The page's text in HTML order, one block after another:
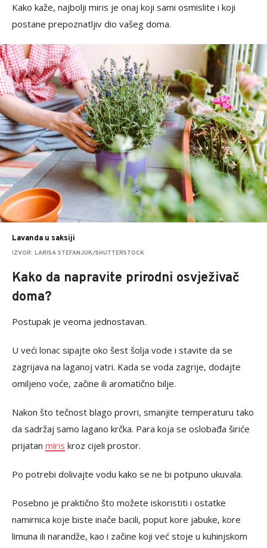
Kako kaže, najbolji miris je onaj koji sami osmislite i koji
postane prepoznatljiv dio vašeg doma.
Lavanda u saksiji
IZVOR: LARISA STEFANJUK/SHUTTERSTOCK
Kako da napravite prirodni osvježivač
doma?
Postupak je veoma jednostavan.
U veći lonac sipajte oko šest šolja vode i stavite da se
zagrijava na laganoj vatri. Kada se voda zagrije, dodajte
omiljeno voće, začine ili aromatično bilje.
Nakon što tečnost blago provri, smanjite temperaturu tako
da sadržaj samo lagano krčka. Para koja se oslobađa širiće
prijatan miris kroz cijeli prostor.
Po potrebi dolivajte vodu kako se ne bi potpuno ukuvala.
Posebno je praktično što možete iskoristiti i ostatke
namirnica koje biste inače bacili, poput kore jabuke, kore
limuna ili narandže, kao i začine koji već stoje u kuhinjskom